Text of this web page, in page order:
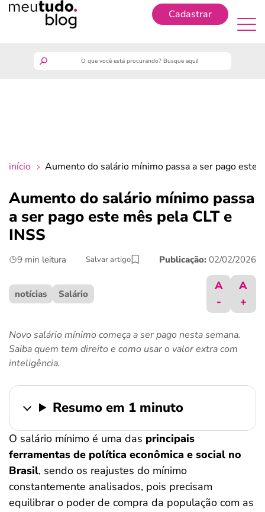
Cadastrar
crédito fácil
início Aumento do salário mínimo passa a ser pago este
Aumento do salário mínimo passa
a ser pago este mês pela CLT e
INSS
9 min leitura Salvar artigo Publicação: 02/02/2026
notícias Salário
A
-
A
+
Novo salário mínimo começa a ser pago nesta semana.
Saiba quem tem direito e como usar o valor extra com
inteligência.
Resumo em 1 minuto
O salário mínimo é uma das principais
ferramentas de política econômica e social no
Brasil, sendo os reajustes do mínimo
constantemente analisados, pois precisam
equilibrar o poder de compra da população com as